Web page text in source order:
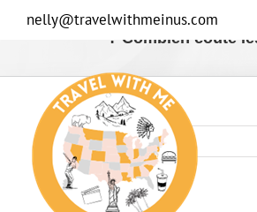
nelly@travelwithmeinus.com
? Combien coûte